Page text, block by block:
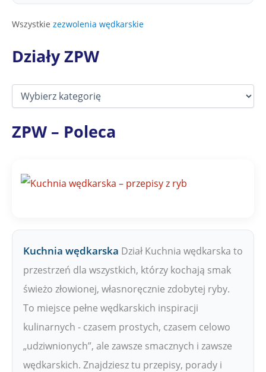
Wszystkie zezwolenia wędkarskie
Działy ZPW
D
a
łZPW – Poleca
Kuchnia wędkarska Dział Kuchnia wędkarska to
przestrzeń dla wszystkich, którzy kochają smak
świeżo złowionej, własnoręcznie zdobytej ryby.
To miejsce pełne wędkarskich inspiracji
kulinarnych - czasem prostych, czasem celowo
„udziwnionych”, ale zawsze smacznych i zawsze
wędkarskich. Znajdziesz tu przepisy, porady i